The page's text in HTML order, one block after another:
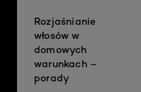
Rozjaśnianie
włosów w
domowych
warunkach –
porady